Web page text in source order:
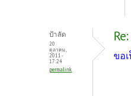
ป้าลัด
20
ตุลาคม,
2011 -
17:24
permalink
ขอ